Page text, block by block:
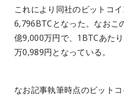
これにより同社のビットコイ
6,796BTCとなった。なおこ
億9,000万円で、1BTCあた
万0,989円となっている。
なお記事執筆時点のビット